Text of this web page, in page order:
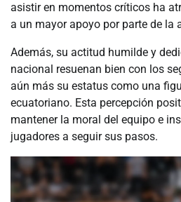
asistir en momentos críticos ha
a un mayor apoyo por parte de la
Además, su actitud humilde y
nacional resuenan bien con los
aún más su estatus como una
ecuatoriano. Esta percepción
mantener la moral del equipo e
jugadores a seguir sus pasos.